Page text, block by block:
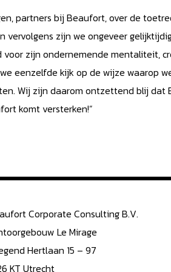
partners bij Beaufort, over de
vervolgens zijn we ongeveer
zijn ondernemende mentaliteit,
eenzelfde kijk op de wijze waarop
Wij zijn daarom ontzettend blij dat
komt versterken!”
Corporate Consulting B.V.
Le Mirage
Hertlaan 15 – 97
KT Utrecht